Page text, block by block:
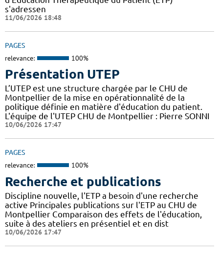
s'adressen
11/06/2026 18:48
PAGES
relevance: 100%
Présentation UTEP
L’UTEP est une structure chargée par le CHU de
Montpellier de la mise en opérationnalité de la
politique définie en matière d'éducation du patient.
L'équipe de l'UTEP CHU de Montpellier : Pierre SONNI
10/06/2026 17:47
PAGES
relevance: 100%
Recherche et publications
Discipline nouvelle, l'ETP a besoin d'une recherche
active Principales publications sur l'ETP au CHU de
Montpellier Comparaison des effets de l'éducation,
suite à des ateliers en présentiel et en dist
10/06/2026 17:47